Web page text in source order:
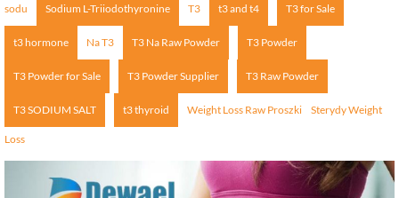
sodu Sodium L-Triiodothyronine T3 t3 and t4 T3 for Sale
t3 hormone Na T3 T3 Na Raw Powder T3 Powder
T3 Powder for Sale T3 Powder Supplier T3 Raw Powder
T3 SODIUM SALT t3 thyroid Weight Loss Raw Proszki Sterydy Weight
Loss